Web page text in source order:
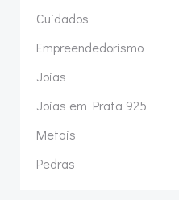
Cuidados
Empreendedorismo
Joias
Joias em Prata 925
Metais
Pedras